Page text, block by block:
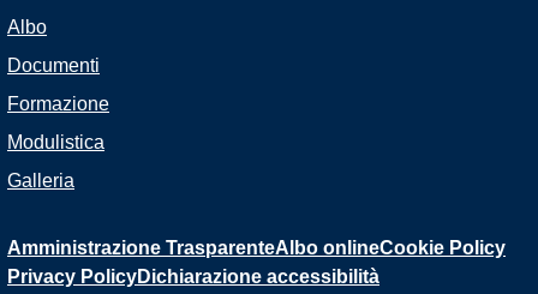
Albo
Documenti
Formazione
Modulistica
Galleria
Amministrazione TrasparenteAlbo onlineCookie Policy
Privacy PolicyDichiarazione accessibilità